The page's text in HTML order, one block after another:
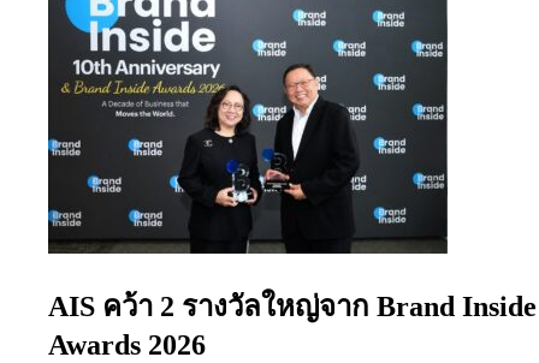
AIS คว้า 2 รางวัลใหญ่จาก Brand Inside
Awards 2026